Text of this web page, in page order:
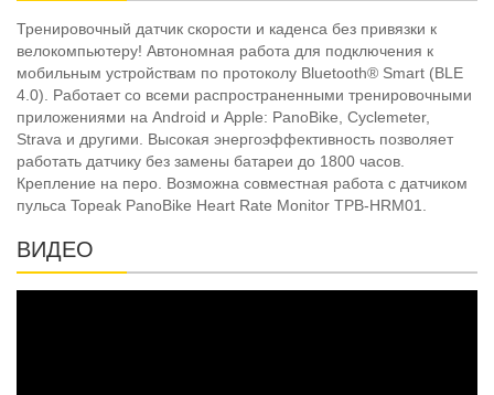
Тренировочный датчик скорости и каденса без привязки к
велокомпьютеру! Автономная работа для подключения к
мобильным устройствам по протоколу Bluetooth® Smart (BLE
4.0). Работает со всеми распространенными тренировочными
приложениями на Android и Apple: PanoBike, Cyclemeter,
Strava и другими. Высокая энергоэффективность позволяет
работать датчику без замены батареи до 1800 часов.
Крепление на перо. Возможна совместная работа с датчиком
пульса Topeak PanoBike Heart Rate Monitor TPB-HRM01.
ВИДЕО